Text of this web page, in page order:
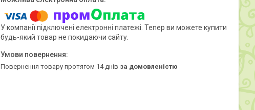
У компанії підключені електронні платежі. Тепер ви можете купити
будь-який товар не покидаючи сайту.
повернення товару протягом 14 днів за домовленістю